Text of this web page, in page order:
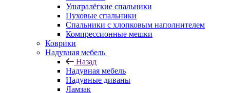
Ультралёгкие спальники
Пуховые спальники
Спальники с хлопковым наполнителем
Компрессионные мешки
Коврики
Надувная мебель
Назад
Надувная мебель
Надувные диваны
Ламзак